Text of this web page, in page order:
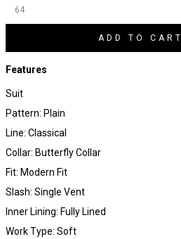
64
ADD TO CART
Features
Suit
Pattern: Plain
Line: Classical
Collar: Butterfly Collar
Fit: Modern Fit
Slash: Single Vent
Inner Lining: Fully Lined
Work Type: Soft